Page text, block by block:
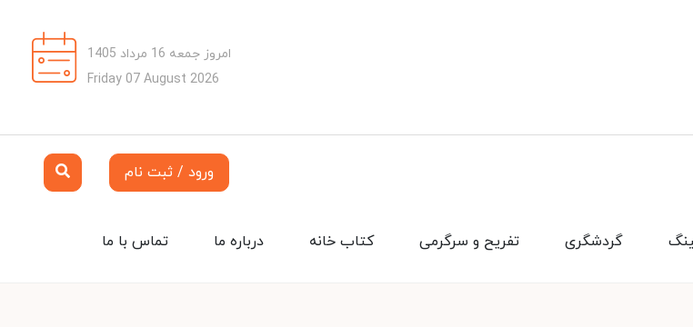
امروز جمعه 16 مرداد 1405
Friday 07 August 2026
ورود / ثبت نام
تماس با ما درباره ما کتاب خانه تفریح و سرگرمی گردشگری